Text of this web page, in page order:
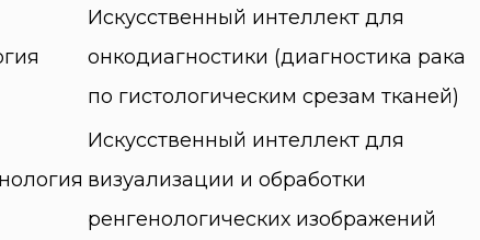
Искусственный интеллект для
онкодиагностики (диагностика рака
по гистологическим срезам тканей)
Искусственный интеллект для
визуализации и обработки
ренгенологических изображений